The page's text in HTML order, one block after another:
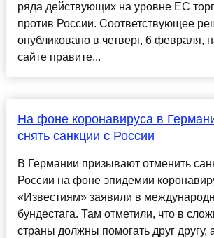
ряда действующих на уровне ЕС
против России. Соответствующее
опубликовано в четверг, 6 февраля,
сайте правите...
На фоне коронавируса в
снять санкции с России
В Германии призывают отменить
России на фоне эпидемии
«Известиям» заявили в
бундестага. Там отметили, что в
страны должны помогать друг